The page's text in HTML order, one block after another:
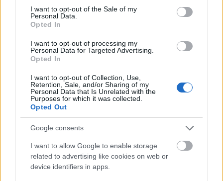
consent section.
I want to opt-out of the Sale of my
Personal Data.
Opted In
I want to opt-out of processing my
Personal Data for Targeted Advertising.
Opted In
I want to opt-out of Collection, Use,
Retention, Sale, and/or Sharing of my
Personal Data that Is Unrelated with the
Purposes for which it was collected.
Opted Out
Google consents
I want to allow Google to enable storage
related to advertising like cookies on web or
device identifiers in apps.
Uniós források: íme a teendők, amelyek a
pénzek érkezéséhez még szükségesek